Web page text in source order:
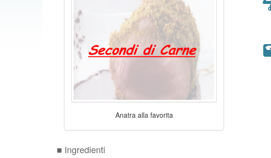
Anatra alla favorita
■ Ingredienti